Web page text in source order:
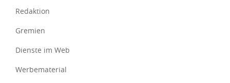
Redaktion
Gremien
Dienste im Web
Werbematerial